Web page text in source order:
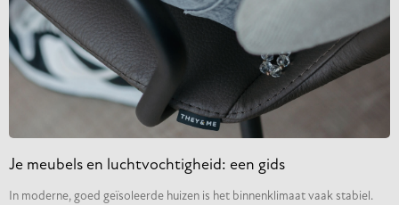
Je meubels en luchtvochtigheid: een gids
In moderne, goed geïsoleerde huizen is het binnenklimaat vaak stabiel.